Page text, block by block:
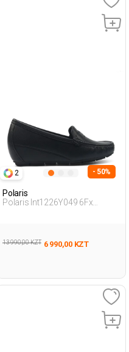
2 - 50%
Polaris
Polaris Int1226Y049 6Fx
13 990,00 KZT 6 990,00 KZT